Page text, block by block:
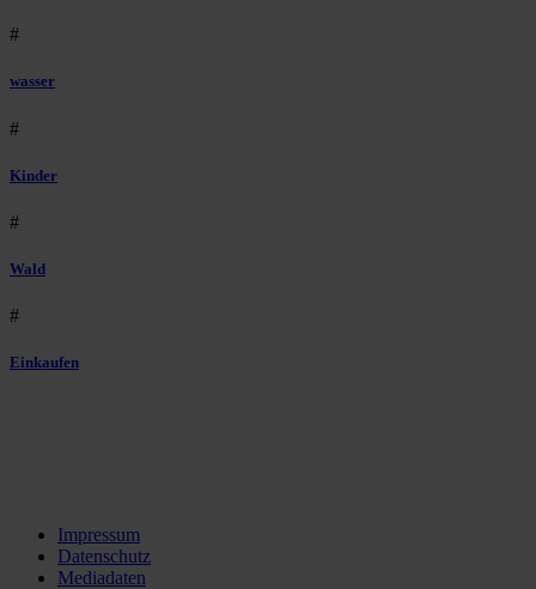
#
wasser
#
Kinder
#
Wald
#
Einkaufen
Impressum
Datenschutz
Mediadaten